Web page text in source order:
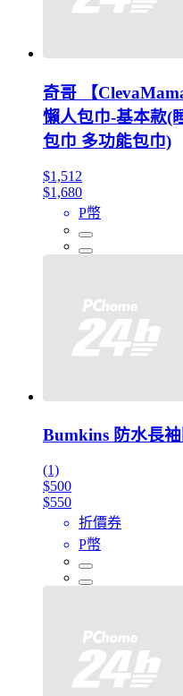
奇哥 【
懶人包巾-基本款(
包巾 多功能包巾)
$1,512
$1,680
P幣
Bumkins 防水長
(1)
$500
$550
折價券
P幣